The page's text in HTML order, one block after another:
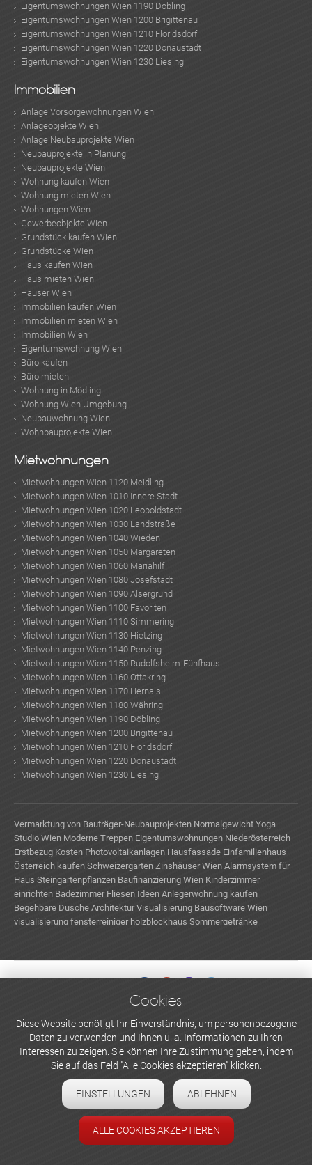
Eigentumswohnungen Wien 1190 Döbling
Eigentumswohnungen Wien 1200 Brigittenau
Eigentumswohnungen Wien 1210 Floridsdorf
Eigentumswohnungen Wien 1220 Donaustadt
Eigentumswohnungen Wien 1230 Liesing
Immobilien
Anlage Vorsorgewohnungen Wien
Anlageobjekte Wien
Anlage Neubauprojekte Wien
Neubauprojekte in Planung
Neubauprojekte Wien
Wohnung kaufen Wien
Wohnung mieten Wien
Wohnungen Wien
Gewerbeobjekte Wien
Grundstück kaufen Wien
Grundstücke Wien
Haus kaufen Wien
Haus mieten Wien
Häuser Wien
Immobilien kaufen Wien
Immobilien mieten Wien
Immobilien Wien
Eigentumswohnung Wien
Büro kaufen
Büro mieten
Wohnung in Mödling
Wohnung Wien Umgebung
Neubauwohnung Wien
Wohnbauprojekte Wien
Mietwohnungen
Mietwohnungen Wien 1120 Meidling
Mietwohnungen Wien 1010 Innere Stadt
Mietwohnungen Wien 1020 Leopoldstadt
Mietwohnungen Wien 1030 Landstraße
Mietwohnungen Wien 1040 Wieden
Mietwohnungen Wien 1050 Margareten
Mietwohnungen Wien 1060 Mariahilf
Mietwohnungen Wien 1080 Josefstadt
Mietwohnungen Wien 1090 Alsergrund
Mietwohnungen Wien 1100 Favoriten
Mietwohnungen Wien 1110 Simmering
Mietwohnungen Wien 1130 Hietzing
Mietwohnungen Wien 1140 Penzing
Mietwohnungen Wien 1150 Rudolfsheim-Fünfhaus
Mietwohnungen Wien 1160 Ottakring
Mietwohnungen Wien 1170 Hernals
Mietwohnungen Wien 1180 Währing
Mietwohnungen Wien 1190 Döbling
Mietwohnungen Wien 1200 Brigittenau
Mietwohnungen Wien 1210 Floridsdorf
Mietwohnungen Wien 1220 Donaustadt
Mietwohnungen Wien 1230 Liesing
Vermarktung von Bauträger-Neubauprojekten Normalgewicht Yoga
Studio Wien Moderne Treppen Eigentumswohnungen Niederösterreich
Erstbezug Kosten Photovoltaikanlagen Hausfassade Einfamilienhaus
Österreich kaufen Schweizergarten Zinshäuser Wien Alarmsystem für
Haus Steingartenpflanzen Baufinanzierung Wien Kinderzimmer
einrichten Badezimmer Fliesen Ideen Anlegerwohnung kaufen
Begehbare Dusche Architektur Visualisierung Bausoftware Wien
visualisierung fensterreiniger holzblockhaus Sommergetränke
WERBEN UND INSERIEREN
Newsletter abonnieren
Datenschutzerklärung
Cookie-Einstellungen
Cookies
Diese Website benötigt Ihr Einverständnis, um personenbezogene
Daten zu verwenden und Ihnen u. a. Informationen zu Ihren
Interessen zu zeigen. Sie können IhreZustimmung geben, indem
Sie auf das Feld "Alle Cookies akzeptieren" klicken.
EINSTELLUNGEN ABLEHNEN
ALLE COOKIES AKZEPTIEREN